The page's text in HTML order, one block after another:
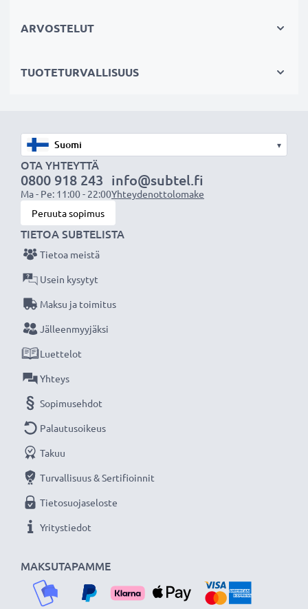
vaihtoakuksi alkuperäisen akun sijaan tai myös vara-
ARVOSTELUT
TUOTETURVALLISUUS
▾
OTA YHTEYTTÄ
0800 918 243
Ma - Pe: 11:00 - 22:00
info@subtel.fi
Yhteydenottolomake
Peruuta sopimus
MAKSUTAPAMME
TIETOA SUBTELISTA
Tietoa meistä
Usein kysytyt
Maksu ja toimitus
Jälleenmyyjäksi
Luettelot
Yhteys
Sopimusehdot
Palautusoikeus
Takuu
Turvallisuus & Sertifioinnit
Tietosuojaseloste
Yritystiedot